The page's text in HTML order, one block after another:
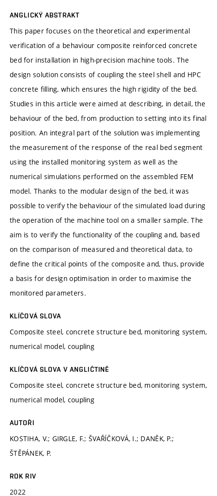
ANGLICKÝ ABSTRAKT
This paper focuses on the theoretical and experimental
verification of a behaviour composite reinforced concrete
bed for installation in high-precision machine tools. The
design solution consists of coupling the steel shell and HPC
concrete filling, which ensures the high rigidity of the bed.
Studies in this article were aimed at describing, in detail, the
behaviour of the bed, from production to setting into its final
position. An integral part of the solution was implementing
the measurement of the response of the real bed segment
using the installed monitoring system as well as the
numerical simulations performed on the assembled FEM
model. Thanks to the modular design of the bed, it was
possible to verify the behaviour of the simulated load during
the operation of the machine tool on a smaller sample. The
aim is to verify the functionality of the coupling and, based
on the comparison of measured and theoretical data, to
define the critical points of the composite and, thus, provide
a basis for design optimisation in order to maximise the
monitored parameters.
KLÍČOVÁ SLOVA
Composite steel, concrete structure bed, monitoring system,
numerical model, coupling
KLÍČOVÁ SLOVA V ANGLIČTINĚ
Composite steel, concrete structure bed, monitoring system,
numerical model, coupling
AUTOŘI
KOSTIHA, V.; GIRGLE, F.; ŠVAŘÍČKOVÁ, I.; DANĚK, P.;
ŠTĚPÁNEK, P.
ROK RIV
2022